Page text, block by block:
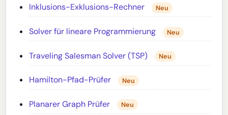
Inklusions-Exklusions-Rechner Neu
Solver für lineare Programmierung Neu
Traveling Salesman Solver (TSP) Neu
Hamilton-Pfad-Prüfer Neu
Planarer Graph Prüfer Neu